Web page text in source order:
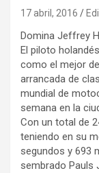
17 abril, 2016
Domina Jeffrey
El piloto
como el mejor
arrancada de
mundial de
semana en la
Con un total de
teniendo en su
segundos y 693
sembrado Pauls